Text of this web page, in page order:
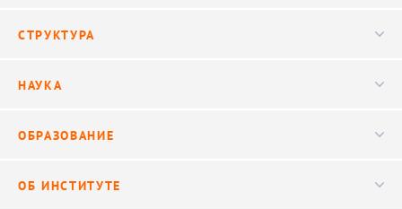
Видео
СТРУКТУРА
Научные подразделения
НАУКА
Исследования
ОБРАЗОВАНИЕ
ОБ ИНСТИТУТЕ